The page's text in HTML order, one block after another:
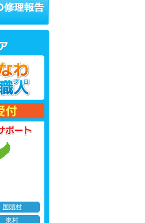
国頭村
東村